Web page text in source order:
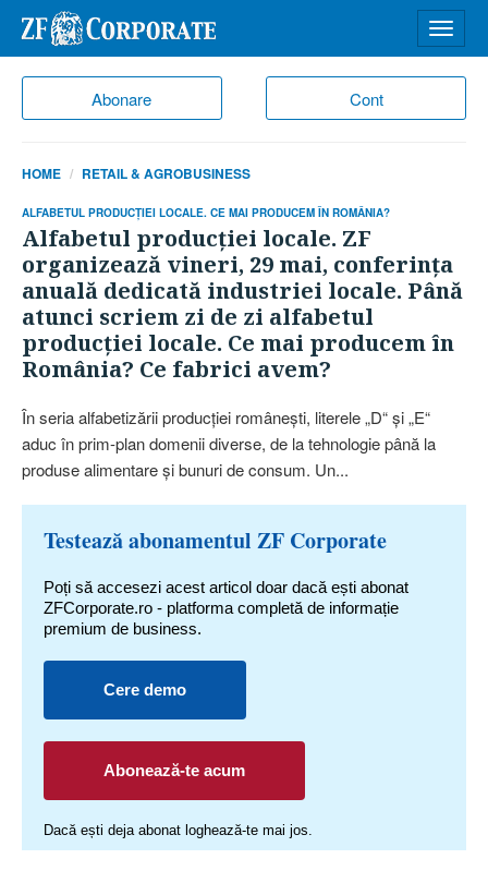
Abonare Cont
meniu
HOME RETAIL & AGROBUSINESS
ALFABETUL PRODUCŢIEI LOCALE. CE MAI PRODUCEM ÎN ROMÂNIA?
Alfabetul producţiei locale. ZF
organizează vineri, 29 mai, conferinţa
anuală dedicată industriei locale. Până
atunci scriem zi de zi alfabetul
producţiei locale. Ce mai producem în
România? Ce fabrici avem?
În seria alfabetizării producţiei româneşti, literele „D“ şi „E“
aduc în prim-plan domenii diverse, de la tehnologie până la
produse ali­men­tare şi bunuri de consum. Un...
Testează abonamentul ZF Corporate
Poți să accesezi acest articol doar dacă ești abonat
ZFCorporate.ro - platforma completă de informație
premium de business.
Cere demo
Abonează-te acum
Dacă ești deja abonat loghează-te mai jos.